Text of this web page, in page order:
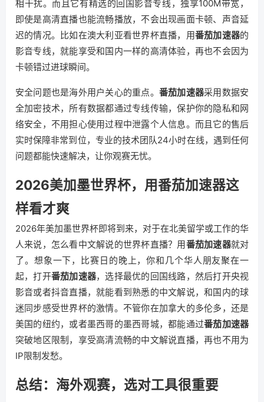
相干扰。而且它有精选的回国影音专线，独享100M带宽，
即使是高清直播也能流畅播放，不会出现画面卡顿、声音延
迟的情况。比如在澳大利亚看世界杯直播，用番茄加速器的
影音专线，就能享受和国内一样的高清体验，再也不会因为
卡顿错过进球瞬间。
安全问题也是海外用户关心的重点。 番茄加速器采用数据安
全加密技术，所有数据都通过专线传输，保护你的隐私和网
络安全，不用担心使用过程中泄露个人信息。而且它的售后
实时保障非常到位，专业的技术团队24小时在线，遇到任何
问题都能快速解决，让你观赛无忧。
2026美加墨世界杯，用番茄加速器这
样看才爽
2026年美加墨世界杯即将到来，对于在北美留学或工作的华
人来说，怎么看中文解说的世界杯直播？用番茄加速器就对
了。想象一下，比赛日的晚上，你和几个华人朋友聚在一
起，打开番茄加速器，选择最优的回国线路，然后打开央视
影音或者抖音直播，就能看到熟悉的中文解说，和国内的球
迷同步感受世界杯的激情。不管你在加拿大的多伦多，还是
美国的纽约，或者墨西哥的墨西哥城，都能通过番茄加速器
突破地区限制，享受高清流畅的中文解说直播，再也不用为
IP限制发愁。
总结：海外观赛，选对工具很重要